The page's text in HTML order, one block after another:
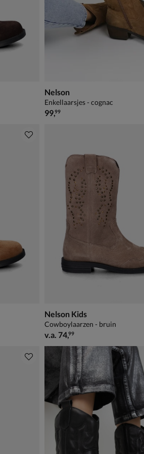
Nelson
Enkellaarsjes - cognac
€ 99,99
99,99
Nelson Kids
Cowboylaarzen - bruin
vanaf € 74,99
v.a. 74,99